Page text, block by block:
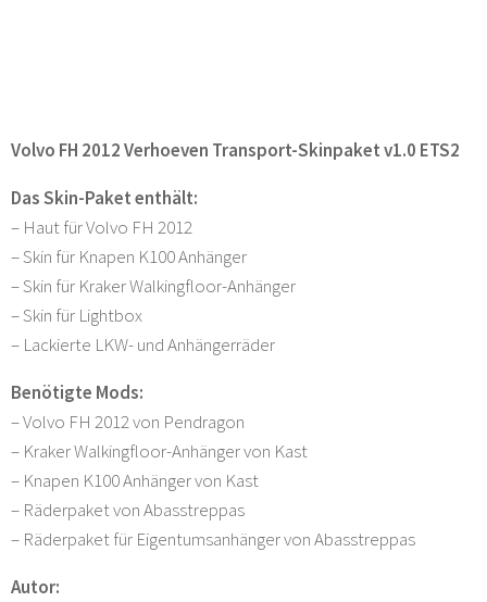
Volvo FH 2012 Verhoeven Transport-Skinpaket v1.0 ETS2
Das Skin-Paket enthält:
– Haut für Volvo FH 2012
– Skin für Knapen K100 Anhänger
– Skin für Kraker Walkingfloor-Anhänger
– Skin für Lightbox
– Lackierte LKW- und Anhängerräder
Benötigte Mods:
– Volvo FH 2012 von Pendragon
– Kraker Walkingfloor-Anhänger von Kast
– Knapen K100 Anhänger von Kast
– Räderpaket von Abasstreppas
– Räderpaket für Eigentumsanhänger von Abasstreppas
Autor: